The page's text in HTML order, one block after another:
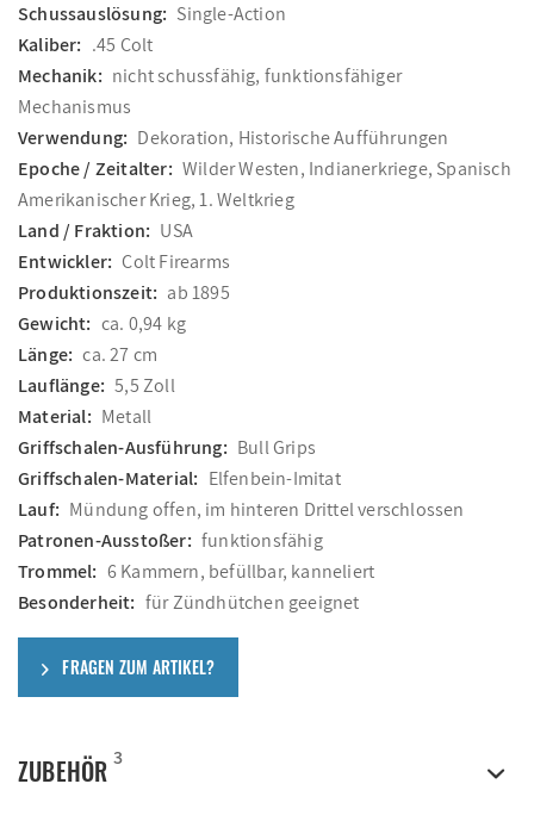
Schussauslösung: Single-Action
Kaliber: .45 Colt
Mechanik: nicht schussfähig, funktionsfähiger
Mechanismus
Verwendung: Dekoration, Historische Aufführungen
Epoche / Zeitalter: Wilder Westen, Indianerkriege, Spanisch
Amerikanischer Krieg, 1. Weltkrieg
Land / Fraktion: USA
Entwickler: Colt Firearms
Produktionszeit: ab 1895
Gewicht: ca. 0,94 kg
Länge: ca. 27 cm
Lauflänge: 5,5 Zoll
Material: Metall
Griffschalen-Ausführung: Bull Grips
Griffschalen-Material: Elfenbein-Imitat
Lauf: Mündung offen, im hinteren Drittel verschlossen
Patronen-Ausstoßer: funktionsfähig
Trommel: 6 Kammern, befüllbar, kanneliert
Besonderheit: für Zündhütchen geeignet
FRAGEN ZUM ARTIKEL?
ZUBEHÖR 3